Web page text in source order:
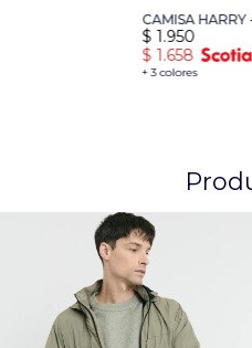
CAMISA HARRY
+ 3 colores
$ 1.950
$ 1.658